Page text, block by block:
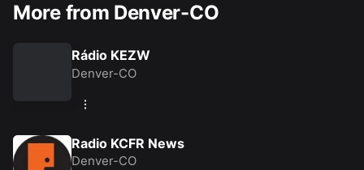
More from Denver-CO
Rádio KEZW
Denver-CO
Radio KCFR News
Denver-CO